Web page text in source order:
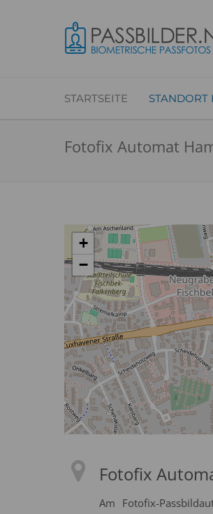
STARTSEITE STANDORT
Fotofix Automat
+
−
Fotofix
Am Fotofix-